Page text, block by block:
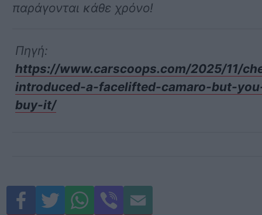
παράγονται κάθε χρόνο!
Πηγή:
https://www.carscoops.com/2025/11/
introduced-a-facelifted-camaro-but-
buy-it/